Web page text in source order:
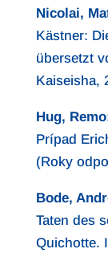
Nicolai,
Kästner:
übersetzt
Kaiseisha,
Hug,
Prípad
(Roky
Bode,
Taten des
Quichotte.